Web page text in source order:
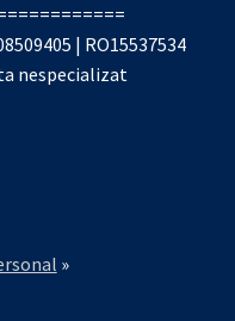
| RO15537534
nespecializat
»